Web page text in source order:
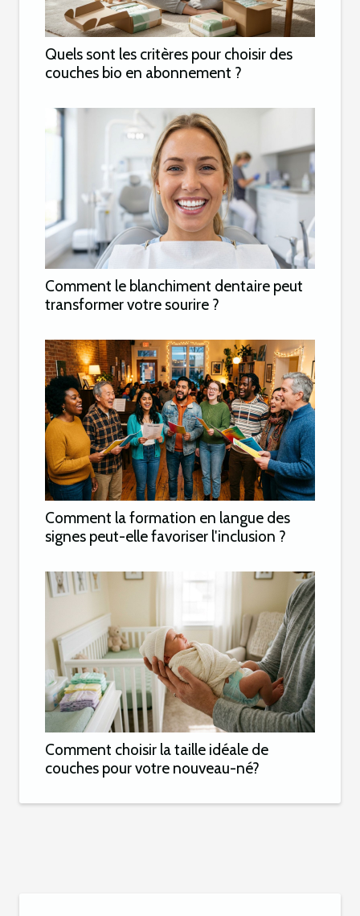
Quels sont les critères pour choisir des
couches bio en abonnement ?
Comment le blanchiment dentaire peut
transformer votre sourire ?
Comment la formation en langue des
signes peut-elle favoriser l'inclusion ?
Comment choisir la taille idéale de
couches pour votre nouveau-né?